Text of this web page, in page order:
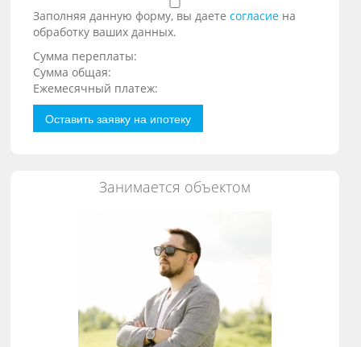
Заполняя данную форму, вы даетесогласие на
обработку ваших данных.
Сумма переплаты:
Сумма общая:
Ежемесячный платеж:
Оставить заявку на ипотеку
Занимается объектом